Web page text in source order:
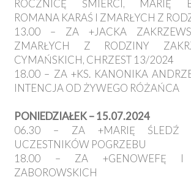
ROCZNICĘ ŚMIERCI, MARIĘ
ROMANA KARAŚ I ZMARŁYCH Z
13.00 – ZA +JACKA
ZMARŁYCH Z RODZINY
CYMAŃSKICH, CHRZEST 13/2024
18.00 – ZA +KS. KANONIKA
INTENCJA OD ŻYWEGO RÓŻAŃCA
PONIEDZIAŁEK – 15.07.2024
06.30 – ZA +MARIĘ
UCZESTNIKÓW POGRZEBU
18.00 – ZA +GENOWEFĘ I
ZABOROWSKICH